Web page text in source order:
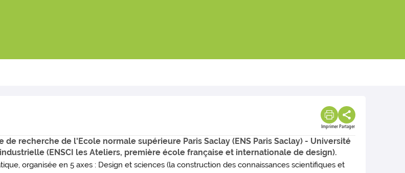
Imprimer Partager
recherche de l'Ecole normale supérieure Paris Saclay (ENS Paris Saclay) - Université
(ENSCI les Ateliers, première école française et internationale de design).
organisée en 5 axes : Design et sciences (la construction des connaissances scientifiques et